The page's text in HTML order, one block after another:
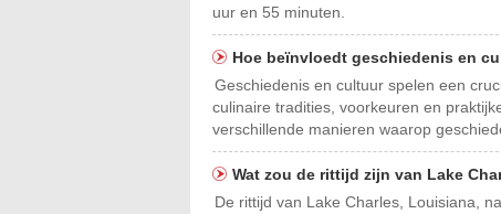
uur en 55 minuten.
Hoe beïnvloedt geschiedenis en
Geschiedenis en cultuur spelen een
culinaire tradities, voorkeuren en
verschillende manieren waarop
Wat zou de rittijd zijn van Lake
De rittijd van Lake Charles, Louisiana,